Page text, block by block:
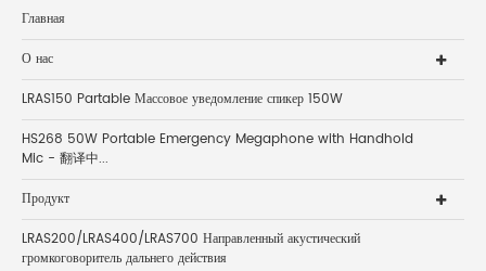
Главная
О нас
LRAS150 Partable Массовое уведомление спикер 150W
HS268 50W Portable Emergency Megaphone with Handhold
Mic - 翻译中...
Продукт
LRAS200/LRAS400/LRAS700 Направленный акустический
громкоговоритель дальнего действия